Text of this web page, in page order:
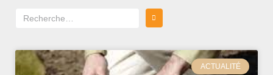
ACTUALITÉ